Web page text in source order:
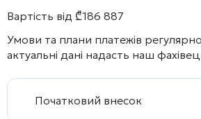
Вартість від ₾186 887
Умови та плани платежів
актуальні дані надасть наш
Початковий внесок